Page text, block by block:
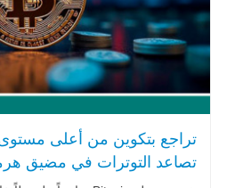
تصاعد التوترات في مضيق